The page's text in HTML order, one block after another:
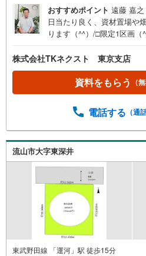
おすすめポイント 遠藤 嘉之
日当たり良く、資材置場や
ります（^^）/□限定1区画
◯セブンイレブン流山美原
店:徒歩6分【ご成約者様限
施中♪】詳細はTKネクスト
や畑など利用価値の高い土
株式会社TKネクスト 東京支店
資料をもらう （
電話する （通
流山市大字東深井
東武野田線 「運河」駅 徒歩15分